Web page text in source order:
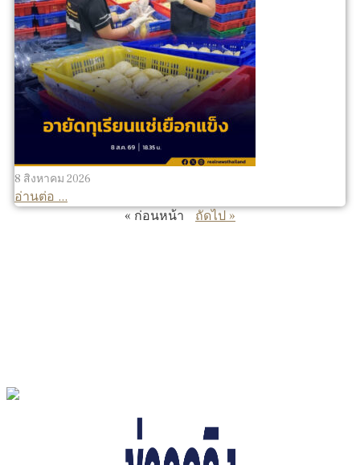
8 สิงหาคม 2026
อ่านต่อ ...
« ก่อนหน้า
ถัดไป »